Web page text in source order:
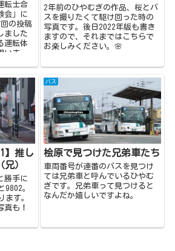
転士合
会」に
の投稿
ました
運転体
いま
2年前のひやむぎの作品、桜とバ
スを撮りたくて駆け回った時の
写真です。後日2022年版も書き
ますので、それまではこちらで
お楽しみください。🌸
】推し
）
勝手に
9802。
ます。
真も！
バス
桧原で見つけた兄弟車たち
車両番号が連番のバスを見つけ
ては兄弟車と呼んでいるひやむ
ぎです。兄弟車って見つけると
なんだか嬉しいですよね。